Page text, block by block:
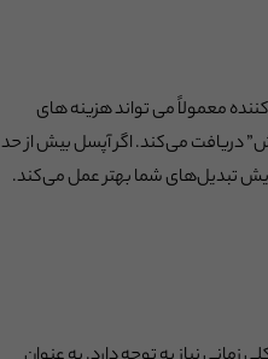
معمولاً می تواند هزینه های
دریافت می‌کند. اگر آپسل بیش از حد
تبدیل‌های شما بهتر عمل می‌کند.